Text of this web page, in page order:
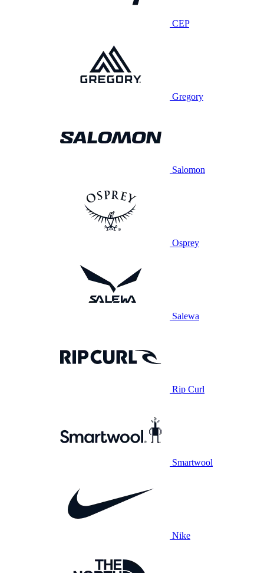
CEP
Gregory
Salomon
Osprey
Salewa
Rip Curl
Smartwool
Nike